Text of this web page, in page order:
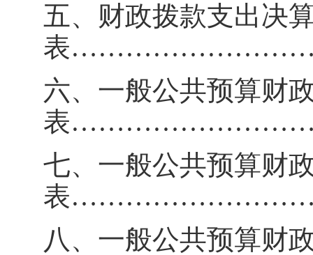
五、财政拨款支出决
表
六、一般公共预算财
表
七、一般公共预算财
表
八、一般公共预算财